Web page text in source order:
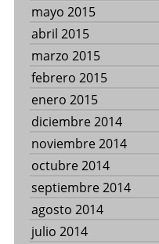
mayo 2015
abril 2015
marzo 2015
febrero 2015
enero 2015
diciembre 2014
noviembre 2014
octubre 2014
septiembre 2014
agosto 2014
julio 2014